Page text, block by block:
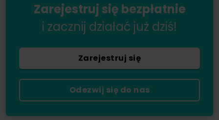
Zarejestruj się bezpłatnie
i zacznij działać już dziś!
Zarejestruj się
Odezwij się do nas